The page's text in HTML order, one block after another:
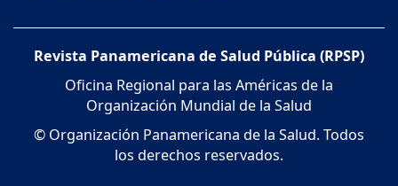
Revista Panamericana de Salud Pública (RPSP)
Oficina Regional para las Américas de la
Organización Mundial de la Salud
© Organización Panamericana de la Salud. Todos
los derechos reservados.